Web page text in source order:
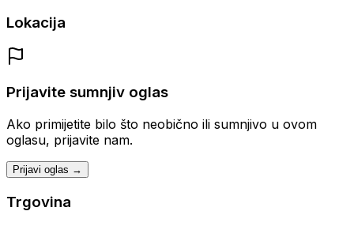
Lokacija
Prijavite sumnjiv oglas
Ako primijetite bilo što neobično ili sumnjivo u ovom
oglasu, prijavite nam.
Prijavi oglas →
Trgovina